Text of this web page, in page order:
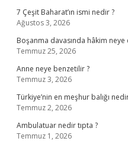
7 Çeşit Baharat’ın ismi nedir ?
Ağustos 3, 2026
Boşanma davasında hâkim
Temmuz 25, 2026
Anne neye benzetilir ?
Temmuz 3, 2026
Türkiye’nin en meşhur balığı
Temmuz 2, 2026
Ambulatuar nedir tıpta ?
Temmuz 1, 2026